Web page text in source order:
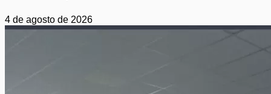
4 de agosto de 2026